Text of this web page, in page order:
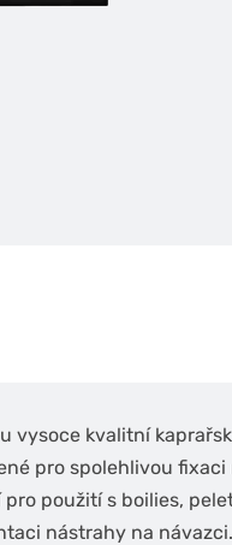
vysoce kvalitní
pro spolehlivou fixaci
použití s boilies,
nástrahy na návazci.